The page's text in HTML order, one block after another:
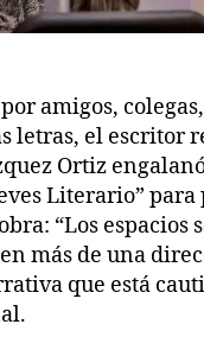
amigos,
letras, el escritor
Ortiz
Literario” para
“Los espacios
más de una
que está